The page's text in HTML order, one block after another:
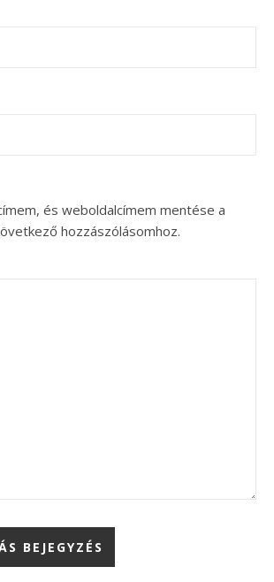
és weboldalcímem mentése a
hozzászólásomhoz.